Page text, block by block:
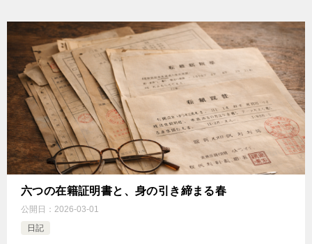
六つの在籍証明書と、身の引き締まる春
公開日： 2026-03-01
日記